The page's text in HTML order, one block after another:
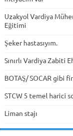
Uzakyol Vardiya
Eğitimi
Şeker hastasıyım.
Sınırlı Vardiya Zabiti
BOTAŞ/ SOCAR gibi
STCW 5 temel harici
Liman stajı